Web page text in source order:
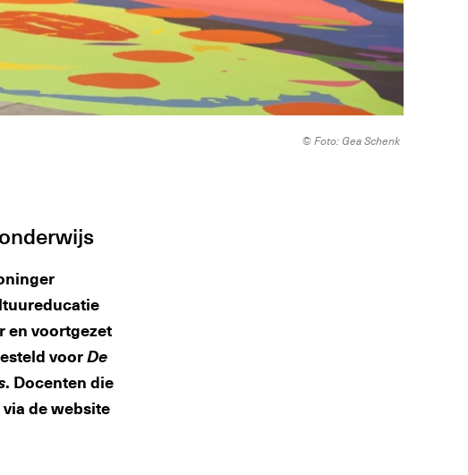
© Foto: Gea Schenk
en voortgezet
voorDe
. Docenten die
de website